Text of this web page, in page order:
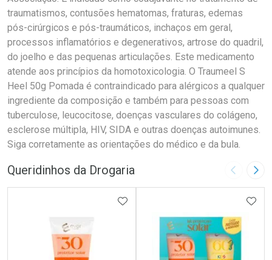
traumatismos, contusões hematomas, fraturas, edemas
pós-cirúrgicos e pós-traumáticos, inchaços em geral,
processos inflamatórios e degenerativos, artrose do quadril,
do joelho e das pequenas articulações. Este medicamento
atende aos princípios da homotoxicologia. O Traumeel S
Heel 50g Pomada é contraindicado para alérgicos a qualquer
ingrediente da composição e também para pessoas com
tuberculose, leucocitose, doenças vasculares do colágeno,
esclerose múltipla, HIV, SIDA e outras doenças autoimunes.
Siga corretamente as orientações do médico e da bula.
Queridinhos da Drogaria Imagem
ADICIONAR AOS FAVORITOS